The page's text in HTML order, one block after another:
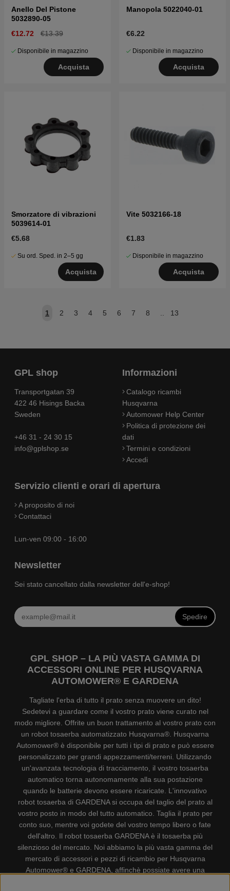
Anello Del Pistone
5032890-05
€12.72
€13.39
Disponibile in magazzino
Acquista
Manopola 5022040-01
€6.22
Disponibile in magazzino
Acquista
Smorzatore di vibrazioni
5039614-01
€5.68
Su ord. Sped. in 2–5 gg
Acquista
Vite 5032166-18
€1.83
Disponibile in magazzino
Acquista
1 2 3 4 5 6 7 8 .. 13
GPL shop
Transportgatan 39
422 46 Hisings Backa
Sweden
+46 31 - 24 30 15
info@gplshop.se
Informazioni
Catalogo ricambi
Husqvarna
Automower Help Center
Politica di protezione dei
dati
Termini e condizioni
Accedi
Servizio clienti e orari di apertura
A proposito di noi
Contattaci
Lun-ven 09:00 - 16:00
Newsletter
Sei stato cancellato dalla newsletter dell'e-shop!
Spedire
GPL SHOP – LA PIÙ VASTA GAMMA DI
ACCESSORI ONLINE PER HUSQVARNA
AUTOMOWER® E GARDENA
Tagliate l'erba di tutto il prato senza muovere un dito!
Sedetevi a guardare come il vostro prato viene curato nel
modo migliore. Offrite un buon trattamento al vostro prato con
un robot tosaerba automatizzato Husqvarna®. Husqvarna
Automower® è disponibile per tutti i tipi di prato e può essere
personalizzato per grandi appezzamenti/terreni. Utilizzando
un'avanzata tecnologia di tracciamento, il vostro tosaerba
automatico torna autonomamente alla sua postazione
quando le batterie devono essere ricaricate. L'innovativo
robot tosaerba di GARDENA si occupa del taglio del prato al
vostro posto in modo del tutto automatico. Taglia il prato per
conto suo, mentre voi godete del vostro tempo libero o fate
dell'altro. Il robot tosaerba GARDENA è il tosaerba più
silenzioso del mercato. Noi abbiamo la più vasta gamma del
mercato di accessori e pezzi di ricambio per Husqvarna
Automower® e GARDENA, affinchè possiate avere una